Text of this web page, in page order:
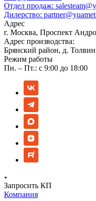
Отдел продаж:
Дилерство:
Адрес
г. Москва, Проспект
Адрес производства:
Брянский район, д.
Режим работы
Пн. – Пт.: с 9:00 до 18:00
Запросить КП
Компания